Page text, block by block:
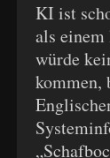
KI ist
als
würde
kommen,